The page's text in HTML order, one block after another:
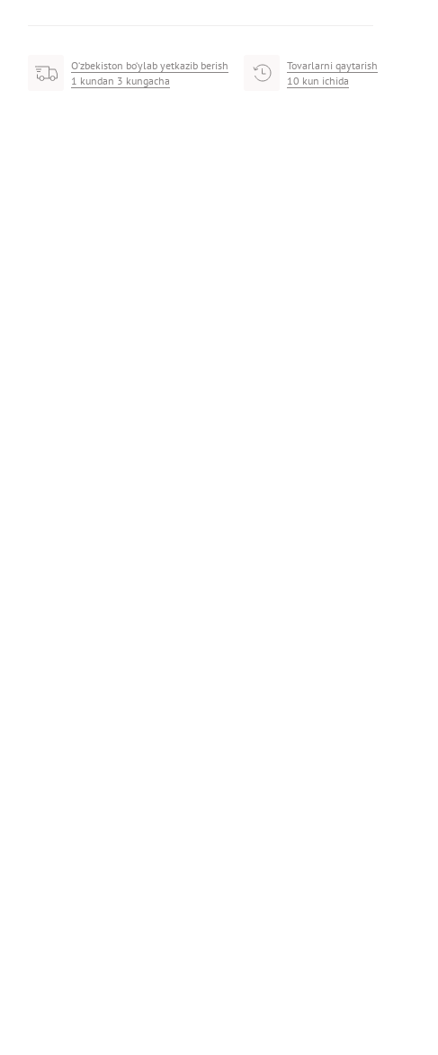
O‘zbekiston bo‘ylab yetkazib berish
1 kundan 3 kungacha
Tovarlarni qaytarish
10 kun ichida